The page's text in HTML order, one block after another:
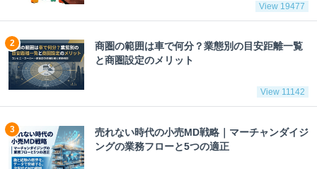
View 19477
商圏の範囲は車で何分？業態別の目安距離一覧
と商圏設定のメリット
View 11142
売れない時代の小売MD戦略｜マーチャンダイジ
ングの業務フローと5つの適正